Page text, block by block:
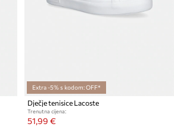
Extra -5% s kodom: OFF*
Dječje tenisice Lacoste
Trenutna cijena:
51,99 €